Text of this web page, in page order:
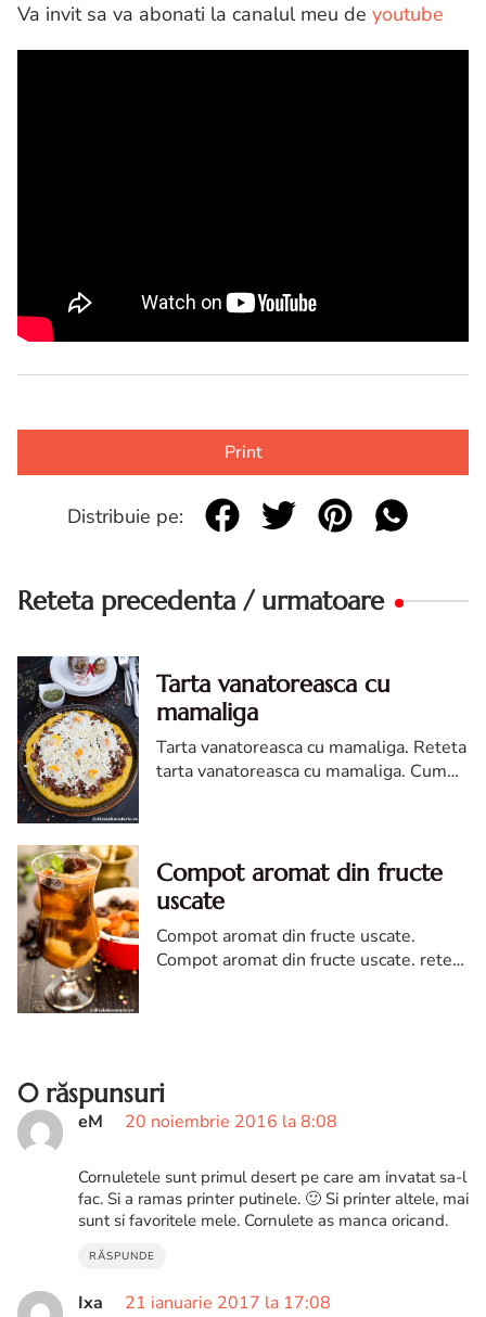
Va invit sa va abonati la canalul meu de youtube
Print
Distribuie pe:
Reteta precedenta / urmatoare
Tarta vanatoreasca cu
mamaliga
Tarta vanatoreasca cu mamaliga. Reteta
tarta vanatoreasca cu mamaliga. Cum
Compot aromat din fructe
uscate
Compot aromat din fructe uscate.
Compot aromat din fructe uscate. reteta
0 răspunsuri
eM 20 noiembrie 2016 la 8:08
Cornuletele sunt primul desert pe care am invatat sa-l
fac. Si a ramas printer putinele. 🙂 Si printer altele, mai
sunt si favoritele mele. Cornulete as manca oricand.
RĂSPUNDE
Ixa 21 ianuarie 2017 la 17:08